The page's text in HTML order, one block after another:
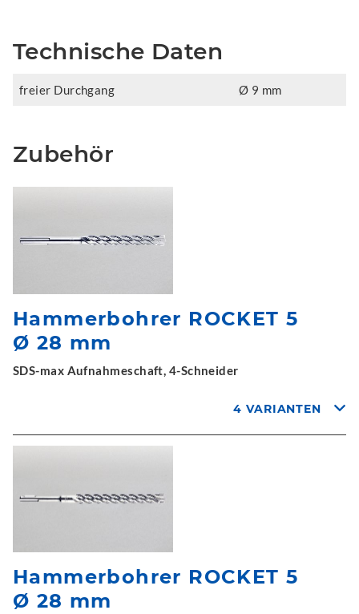
Technische Daten
freier Durchgang Ø 9 mm
Zubehör
Hammerbohrer ROCKET 5
Ø 28 mm
SDS-max Aufnahmeschaft, 4-Schneider
4 VARIANTEN
Hammerbohrer ROCKET 5
Ø 28 mm